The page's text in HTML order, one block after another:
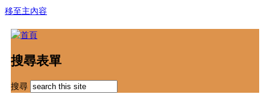
移至主內容
搜尋表單
搜尋